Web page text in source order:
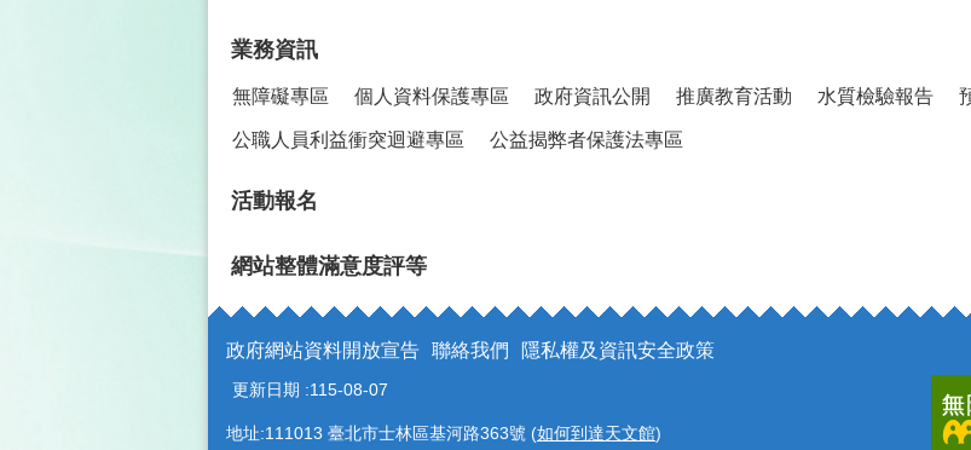
業務資訊
無障礙專區 個人資料保護專區 政府資訊公開 推廣教育活動 水質檢驗報告
公職人員利益衝突迴避專區 公益揭弊者保護法專區
活動報名
網站整體滿意度評等
政府網站資料開放宣告 聯絡我們 隱私權及資訊安全政策
更新日期 115-08-07
地址:111013 臺北市士林區基河路363號 (如何到達天文館)